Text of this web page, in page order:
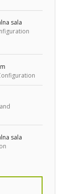
sala
sala